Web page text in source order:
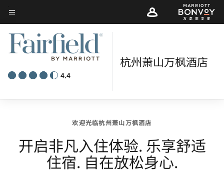
Skip
to
main
content
菜单文本
4.4
杭州萧山万枫酒店
欢迎光临杭州萧山万枫酒店
开启非凡入住体验. 乐享舒适
住宿. 自在放松身心.